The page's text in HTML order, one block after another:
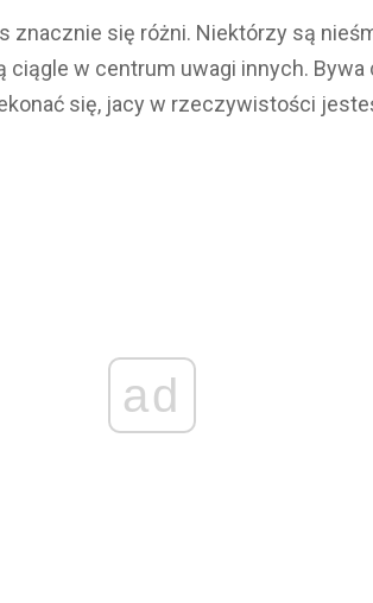
znacznie się różni. Niektórzy są
ciągle w centrum uwagi innych. Bywa
się, jacy w rzeczywistości
ad